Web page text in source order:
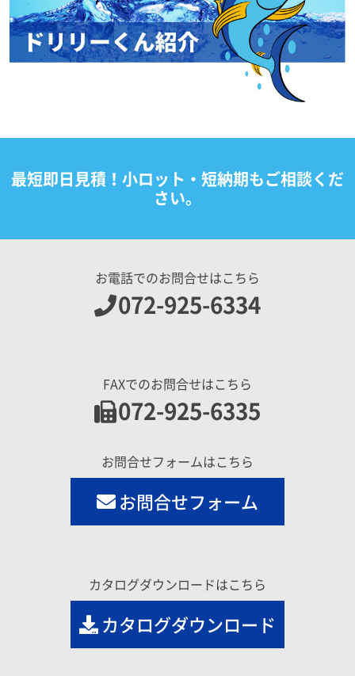
最短即日見積！小ロット・短納期もご相談くだ
さい。
お電話でのお問合せはこちら
072-925-6334
FAXでのお問合せはこちら
072-925-6335
お問合せフォームはこちら
お問合せフォーム
カタログダウンロードはこちら
カタログダウンロード